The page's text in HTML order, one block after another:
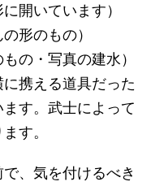
開いています）
形のもの）
の・写真の建水）
携える道具だった
す。武士によって
す。
、気を付けるべき